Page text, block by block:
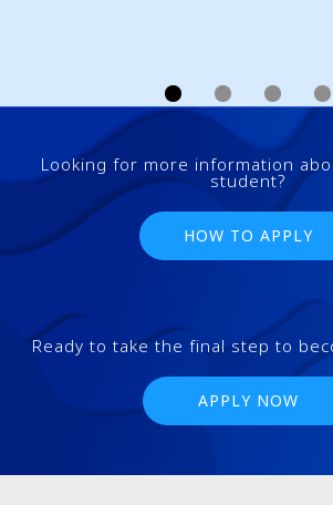
Looking for more information
student?
HOW TO APPLY
Ready to take the final step to
APPLY NOW